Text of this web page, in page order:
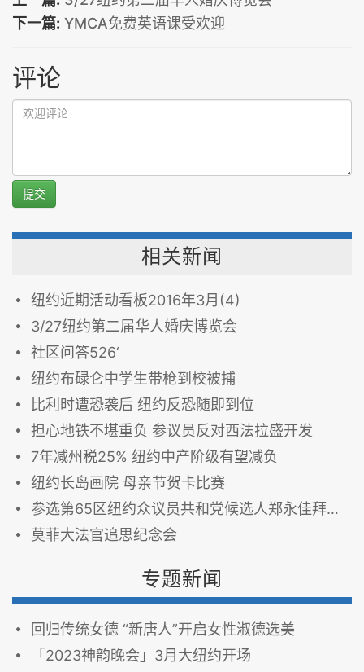
下一篇: YMCA免费英语课受欢迎
评论
提交
相关新闻
纽约近期活动看板2016年3月(4)
3/27纽约第二届华人婚庆博览会
社区问答526‘
纽约布碌仑中学生带枪到校被捕
比利时遭恐袭后 纽约反恐随即到位
担心地铁不堪重负 参议员反对西法拉盛开发
7年减州税25% 纽约中产阶级有望减负
纽约长岛画院 母亲节贺卡比赛
参选第65区纽约众议员共和党候选人郑永佳拜票中华总商会
莫菲大法官追思纪念会
专题新闻
回归传统女德 “新唐人”开启女性淑德选美
「2023神韵晚会」3月大纽约开场